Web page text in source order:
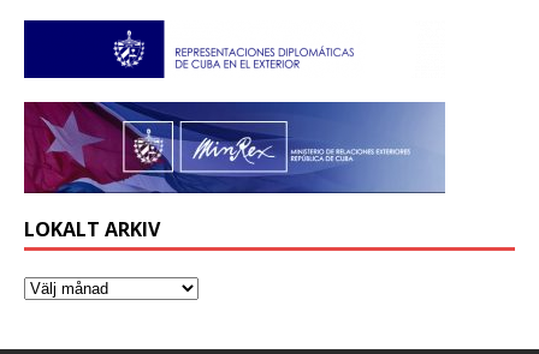
LOKALT ARKIV